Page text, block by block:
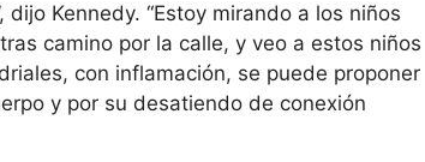
Kennedy. “Estoy mirando a los niños
camino por la calle, y veo a estos niños
con inflamación, se puede proponer
y por su desatiendo de conexión